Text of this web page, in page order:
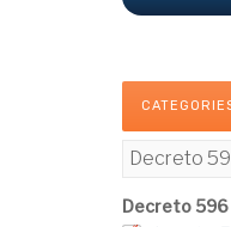
Decreto
Decreto